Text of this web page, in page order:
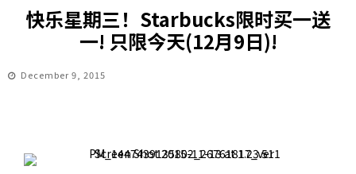
快乐星期三！Starbucks限时买一送
一! 只限今天(12月9日)!
December 9, 2015